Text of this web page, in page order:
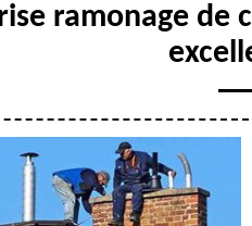
ramonage de